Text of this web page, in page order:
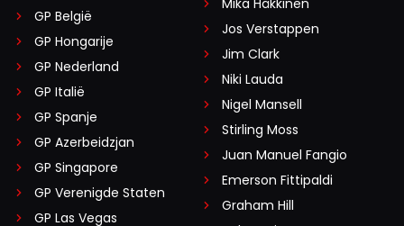
GP België
GP Hongarije
GP Nederland
GP Italië
GP Spanje
GP Azerbeidzjan
GP Singapore
GP Verenigde Staten
GP Las Vegas
Mika Häkkinen
Jos Verstappen
Jim Clark
Niki Lauda
Nigel Mansell
Stirling Moss
Juan Manuel Fangio
Emerson Fittipaldi
Graham Hill